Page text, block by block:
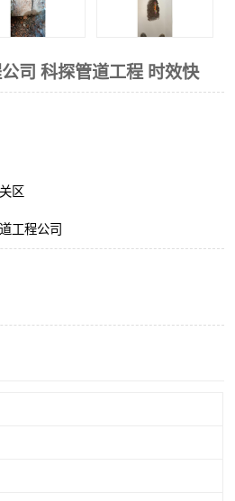
司 科探管道工程 时效快
区
工程公司